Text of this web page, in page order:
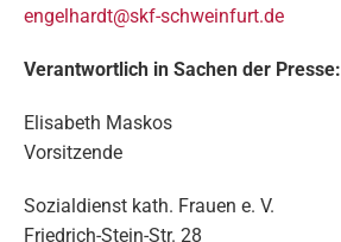
engelhardt@skf-schweinfurt.de
Verantwortlich in Sachen der Presse:
Elisabeth Maskos
Vorsitzende
Sozialdienst kath. Frauen e. V.
Friedrich-Stein-Str. 28